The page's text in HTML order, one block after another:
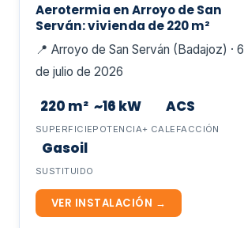
Aerotermia en Arroyo de San
Serván: vivienda de 220 m²
📍 Arroyo de San Serván (Badajoz) · 6
de julio de 2026
220 m²
SUPERFICIE
~16 kW
POTENCIA
ACS
+ CALEFACCIÓN
Gasoil
SUSTITUIDO
VER INSTALACIÓN →